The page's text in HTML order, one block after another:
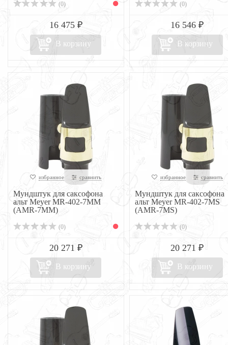
(0)
16 475 ₽
В корзину
(0)
16 546 ₽
В корзину
избранное сравнить
Мундштук для саксофона
альт Meyer MR-402-7MM
(AMR-7MM)
(0)
20 271 ₽
В корзину
избранное сравнить
Мундштук для саксофона
альт Meyer MR-402-7MS
(AMR-7MS)
(0)
20 271 ₽
В корзину